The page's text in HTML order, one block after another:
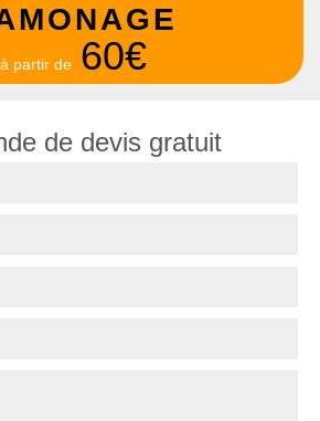
à partir de 60€
de devis gratuit